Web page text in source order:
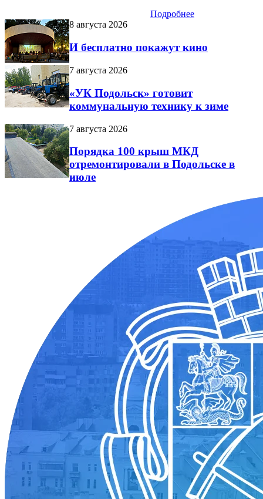
Подробнее
8 августа 2026
И бесплатно покажут кино
7 августа 2026
«УК Подольск» готовит
коммунальную технику к зиме
7 августа 2026
Порядка 100 крыш МКД
отремонтировали в Подольске в
июле